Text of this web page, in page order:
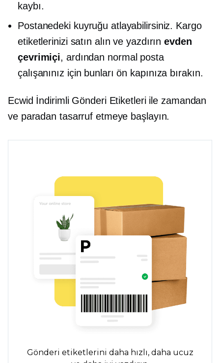
kaybı.
Postanedeki kuyruğu atlayabilirsiniz. Kargo
etiketlerinizi satın alın ve yazdırınevden
çevrimiçi, ardından normal posta
çalışanınız için bunları ön kapınıza bırakın.
Ecwid İndirimli Gönderi Etiketleri ile zamandan
ve paradan tasarruf etmeye başlayın.
Gönderi etiketlerini daha hızlı, daha ucuz